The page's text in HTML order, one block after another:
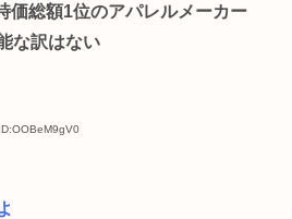
価総額1位のアパレルメーカー
な訳はない
ID:OOBeM9gV0